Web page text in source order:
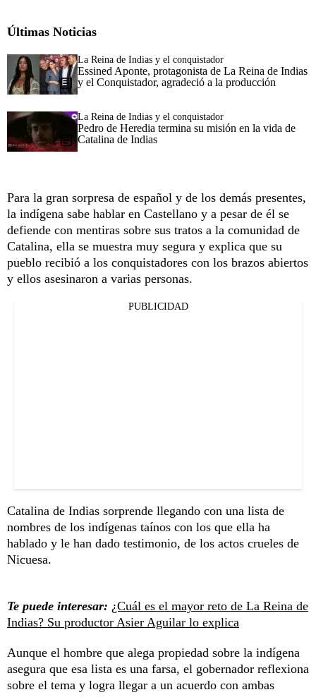
Últimas Noticias
La Reina de Indias y el conquistador
Essined Aponte, protagonista de La Reina de Indias
y el Conquistador, agradeció a la producción
La Reina de Indias y el conquistador
Pedro de Heredia termina su misión en la vida de
Catalina de Indias
Para la gran sorpresa de español y de los demás presentes,
la indígena sabe hablar en Castellano y a pesar de él se
defiende con mentiras sobre sus tratos a la comunidad de
Catalina, ella se muestra muy segura y explica que su
pueblo recibió a los conquistadores con los brazos abiertos
y ellos asesinaron a varias personas.
PUBLICIDAD
Catalina de Indias sorprende llegando con una lista de
nombres de los indígenas taínos con los que ella ha
hablado y le han dado testimonio, de los actos crueles de
Nicuesa.
Te puede interesar: ¿Cuál es el mayor reto de La Reina de
Indias? Su productor Asier Aguilar lo explica
Aunque el hombre que alega propiedad sobre la indígena
asegura que esa lista es una farsa, el gobernador reflexiona
sobre el tema y logra llegar a un acuerdo con ambas